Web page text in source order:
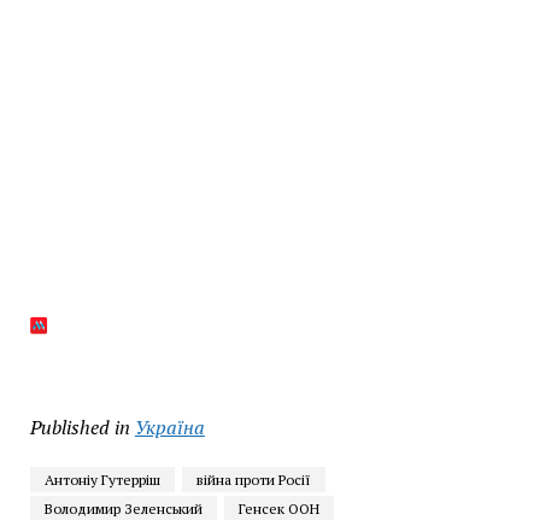
Published in Україна
Антоніу Гутерріш
війна проти Росії
Володимир Зеленський
Генсек ООН